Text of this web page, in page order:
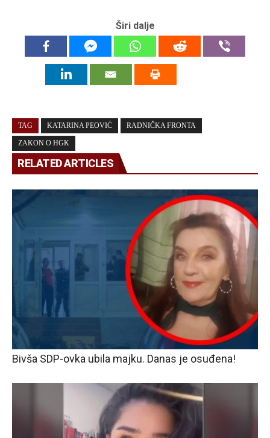
Širi dalje
TAG KATARINA PEOVIĆ RADNIČKA FRONTA
ZAKON O HGK
RELATED ARTICLES
Bivša SDP-ovka ubila majku. Danas je osuđena!